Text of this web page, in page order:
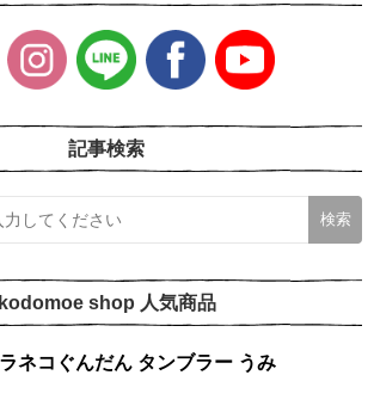
記事検索
kodomoe shop 人気商品
ノラネコぐんだん タンブラー うみ